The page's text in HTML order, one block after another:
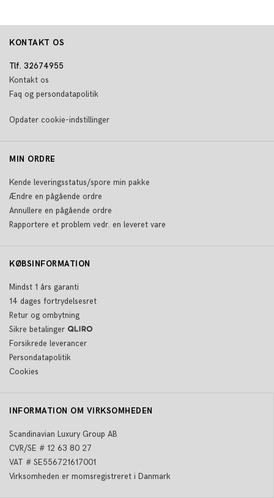
KONTAKT OS
Tlf. 32674955
Kontakt os
Faq og persondatapolitik
Opdater cookie-indstillinger
MIN ORDRE
Kende leveringsstatus/spore min pakke
Ændre en pågående ordre
Annullere en pågående ordre
Rapportere et problem vedr. en leveret vare
KØBSINFORMATION
Mindst 1 års garanti
14 dages fortrydelsesret
Retur og ombytning
Sikre betalinger
Forsikrede leverancer
Persondatapolitik
Cookies
INFORMATION OM VIRKSOMHEDEN
Scandinavian Luxury Group AB
CVR/SE # 12 63 80 27
VAT # SE556721617001
Virksomheden er momsregistreret i Danmark